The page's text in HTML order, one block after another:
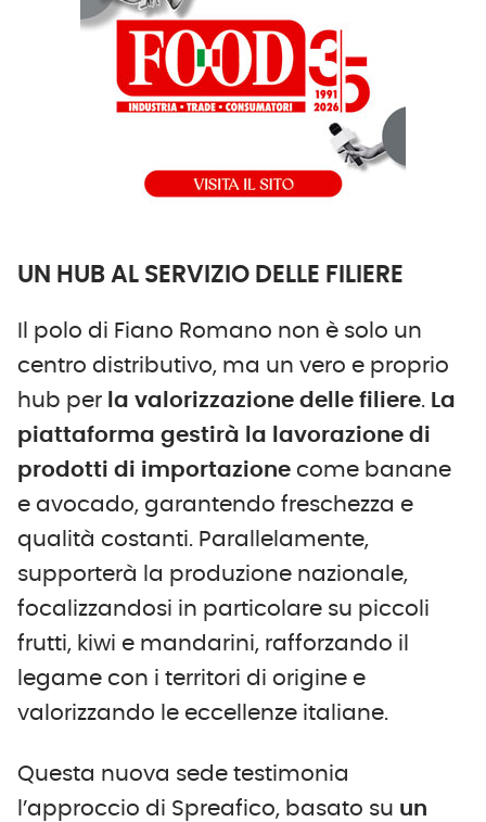
UN HUB AL SERVIZIO DELLE FILIERE
Il polo di Fiano Romano non è solo un
centro distributivo, ma un vero e proprio
hub per la valorizzazione delle filiere. La
piattaforma gestirà la lavorazione di
prodotti di importazione come banane
e avocado, garantendo freschezza e
qualità costanti. Parallelamente,
supporterà la produzione nazionale,
focalizzandosi in particolare su piccoli
frutti, kiwi e mandarini, rafforzando il
legame con i territori di origine e
valorizzando le eccellenze italiane.
Questa nuova sede testimonia
l’approccio di Spreafico, basato su un